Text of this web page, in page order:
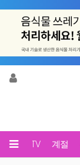
영상/TV 계절